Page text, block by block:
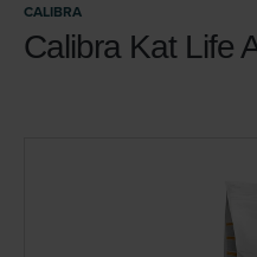
CALIBRA
Calibra Kat Life